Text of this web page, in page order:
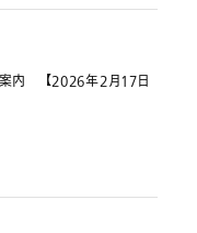
ご案内 【2026年2月17日